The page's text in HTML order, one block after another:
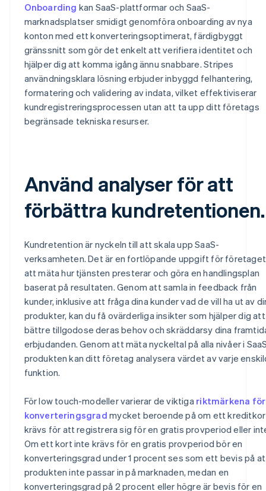
Onboarding kan SaaS-plattformar och SaaS-
marknadsplatser smidigt genomföra onboarding av nya
konton med ett konverteringsoptimerat, färdigbyggt
gränssnitt som gör det enkelt att verifiera identitet och
hjälper dig att komma igång ännu snabbare. Stripes
användningsklara lösning erbjuder inbyggd felhantering,
formatering och validering av indata, vilket effektiviserar
kundregistreringsprocessen utan att ta upp ditt företags
begränsade tekniska resurser.
Använd analyser för att
förbättra kundretentionen.
Kundretention är nyckeln till att skala upp SaaS-
verksamheten. Det är en fortlöpande uppgift för företaget
att mäta hur tjänsten presterar och göra en handlingsplan
baserat på resultaten. Genom att samla in feedback från
kunder, inklusive att fråga dina kunder vad de vill ha ut av
produkter, kan du få ovärderliga insikter som hjälper dig att
bättre tillgodose deras behov och skräddarsy dina
erbjudanden. Genom att mäta nyckeltal på alla nivåer i
produkten kan ditt företag analysera värdet av varje
funktion.
För low touch-modeller varierar de viktiga riktmärkena för
konverteringsgrad mycket beroende på om ett
krävs för att registrera sig för en gratis provperiod eller
Om ett kort inte krävs för en gratis provperiod bör en
konverteringsgrad under 1 procent ses som ett bevis på
produkten inte passar in på marknaden, medan en
konverteringsgrad på 2 procent eller högre är bevis för en